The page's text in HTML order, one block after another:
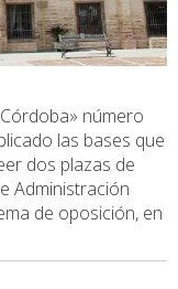
número
las bases que
dos plazas de
Administración
de oposición, en